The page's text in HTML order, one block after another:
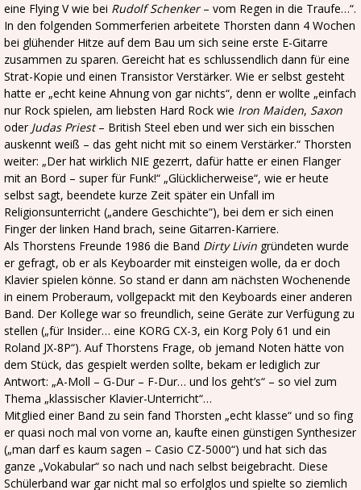
eine Flying V wie bei Rudolf Schenker– vom Regen in die Traufe…“.
In den folgenden Sommerferien arbeitete Thorsten dann 4 Wochen
bei glühender Hitze auf dem Bau um sich seine erste E-Gitarre
zusammen zu sparen. Gereicht hat es schlussendlich dann für eine
Strat-Kopie und einen Transistor Verstärker. Wie er selbst gesteht
hatte er „echt keine Ahnung von gar nichts“, denn er wollte „einfach
nur Rock spielen, am liebsten Hard Rock wie Iron Maiden, Saxon
oder Judas Priest– British Steel eben und wer sich ein bisschen
auskennt weiß – das geht nicht mit so einem Verstärker.“ Thorsten
weiter: „Der hat wirklich NIE gezerrt, dafür hatte er einen Flanger
mit an Bord – super für Funk!“ „Glücklicherweise“, wie er heute
selbst sagt, beendete kurze Zeit später ein Unfall im
Religionsunterricht („andere Geschichte“), bei dem er sich einen
Finger der linken Hand brach, seine Gitarren-Karriere.
Als Thorstens Freunde 1986 die Band Dirty Livin gründeten wurde
er gefragt, ob er als Keyboarder mit einsteigen wolle, da er doch
Klavier spielen könne. So stand er dann am nächsten Wochenende
in einem Proberaum, vollgepackt mit den Keyboards einer anderen
Band. Der Kollege war so freundlich, seine Geräte zur Verfügung zu
stellen („für Insider… eine KORG CX-3, ein Korg Poly 61 und ein
Roland JX-8P“). Auf Thorstens Frage, ob jemand Noten hätte von
dem Stück, das gespielt werden sollte, bekam er lediglich zur
Antwort: „A-Moll – G-Dur – F-Dur… und los geht’s“ – so viel zum
Thema „klassischer Klavier-Unterricht“…
Mitglied einer Band zu sein fand Thorsten „echt klasse“ und so fing
er quasi noch mal von vorne an, kaufte einen günstigen Synthesizer
(„man darf es kaum sagen – Casio CZ-5000“) und hat sich das
ganze „Vokabular“ so nach und nach selbst beigebracht. Diese
Schülerband war gar nicht mal so erfolglos und spielte so ziemlich